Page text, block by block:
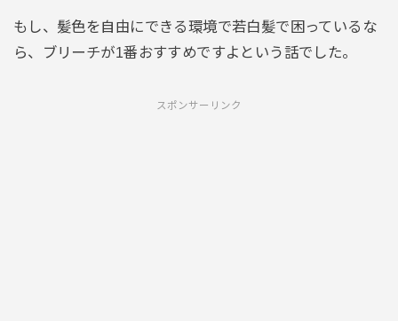
もし、髪色を自由にできる環境で若白髪で困っているな
ら、ブリーチが1番おすすめですよという話でした。
スポンサーリンク